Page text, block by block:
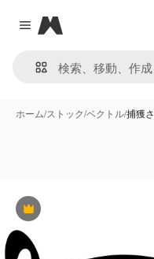
Close menu
Magnific
ホーム/ストック/ベクトル/捕獲
Premium